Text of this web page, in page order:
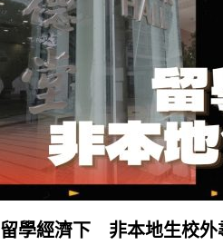
留學經濟下 非本地生校外